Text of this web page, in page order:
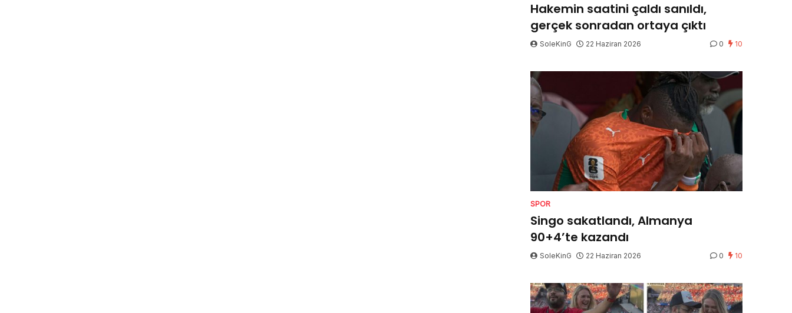
Hakemin saatini çaldı sanıldı,
gerçek sonradan ortaya çıktı
SoleKinG 22 Haziran 2026 0 10
SPOR
Singo sakatlandı, Almanya
90+4’te kazandı
SoleKinG 22 Haziran 2026 0 10